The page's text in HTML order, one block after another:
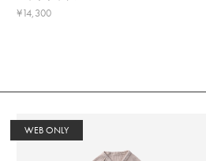
にしてください。
¥14,300
WEB ONLY